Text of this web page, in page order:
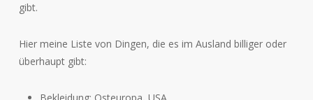
gibt.
Hier meine Liste von Dingen, die es im Ausland billiger oder
überhaupt gibt: